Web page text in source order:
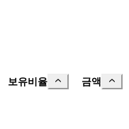
보유비율 금액